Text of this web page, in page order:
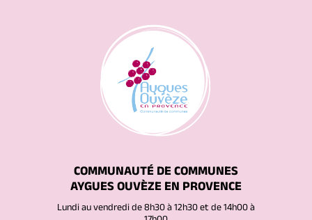
COMMUNAUTÉ DE COMMUNES
AYGUES OUVÈZE EN PROVENCE
Lundi au vendredi de 8h30 à 12h30 et de 14h00 à